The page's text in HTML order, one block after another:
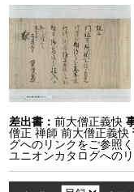
差出書：前大僧正義快
僧正 禅師 前大僧正義快
グへのリンクをご参照く
ユニオンカタログへの